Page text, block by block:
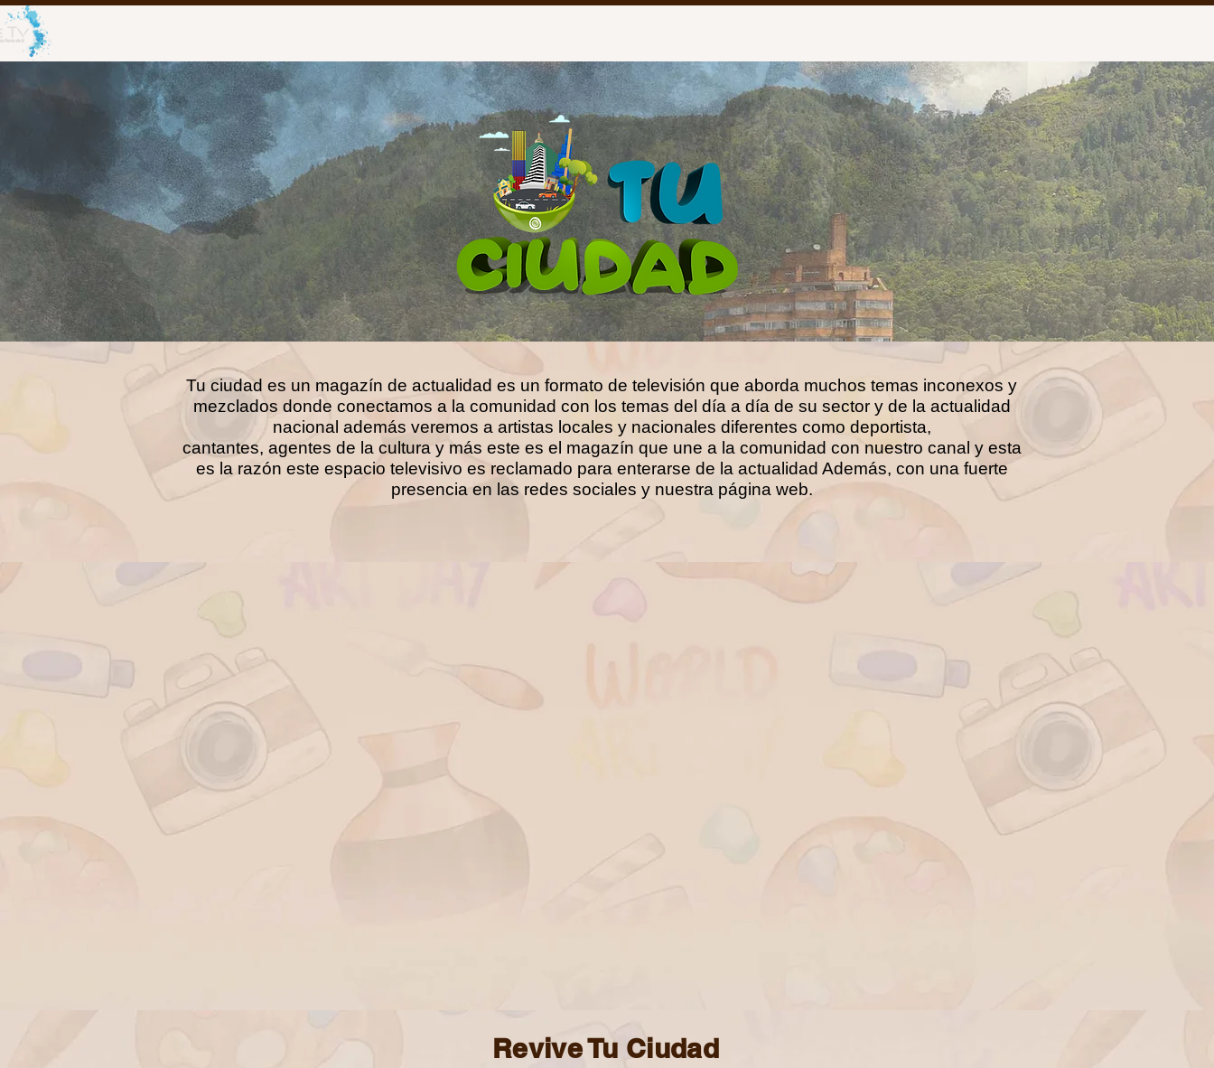
Tu ciudad es un magazín de actualidad es un formato de televisión que aborda muchos temas inconexos y
mezclados donde conectamos a la comunidad con los temas del día a día de su sector y de la actualidad
nacional además veremos a artistas locales y nacionales diferentes como deportista,
cantantes, agentes de la cultura y más este es el magazín que une a la comunidad con nuestro canal y esta
es la razón este espacio televisivo es reclamado para enterarse de la actualidad Además, con una fuerte
presencia en las redes sociales y nuestra página web.
Revive Tu Ciudad